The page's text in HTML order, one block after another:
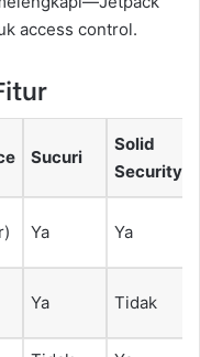
access control.
Sucuri
Solid
Security
Ya Ya
Ya Tidak